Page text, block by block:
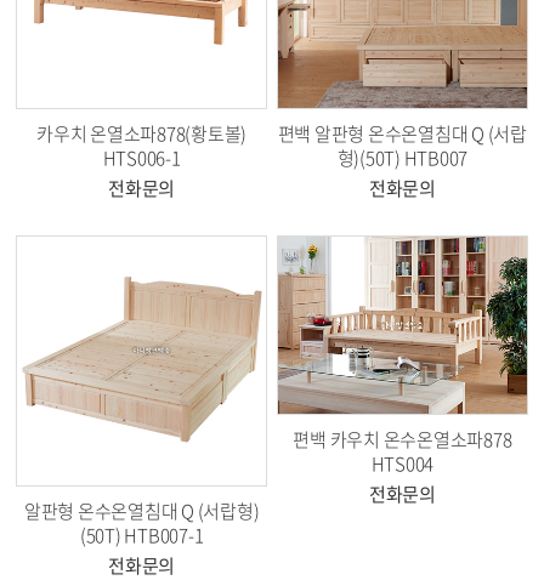
카우치 온열소파878(황토볼)
HTS006-1
전화문의
편백 알판형 온수온열침대 Q (서랍
형)(50T) HTB007
전화문의
알판형 온수온열침대 Q (서랍형)
(50T) HTB007-1
전화문의
편백 카우치 온수온열소파878
HTS004
전화문의